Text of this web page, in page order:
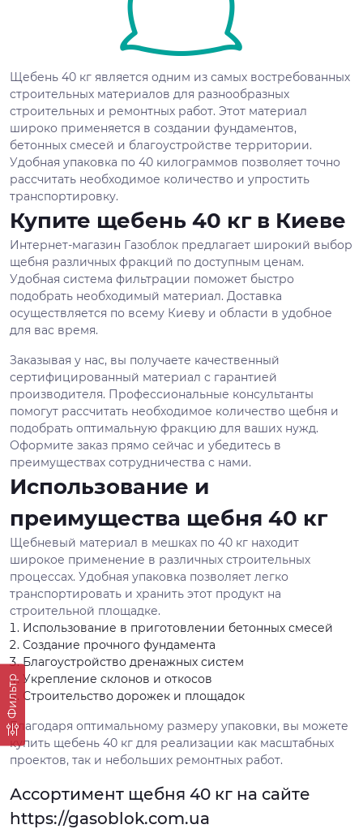
Фильтр
Щебень 40 кг является одним из самых востребованных
строительных материалов для разнообразных
строительных и ремонтных работ. Этот материал
широко применяется в создании фундаментов,
бетонных смесей и благоустройстве территории.
Удобная упаковка по 40 килограммов позволяет точно
рассчитать необходимое количество и упростить
транспортировку.
Купите щебень 40 кг в Киеве
Интернет-магазин Газоблок предлагает широкий выбор
щебня различных фракций по доступным ценам.
Удобная система фильтрации поможет быстро
подобрать необходимый материал. Доставка
осуществляется по всему Киеву и области в удобное
для вас время.
Заказывая у нас, вы получаете качественный
сертифицированный материал с гарантией
производителя. Профессиональные консультанты
помогут рассчитать необходимое количество щебня и
подобрать оптимальную фракцию для ваших нужд.
Оформите заказ прямо сейчас и убедитесь в
преимуществах сотрудничества с нами.
Использование и
преимущества щебня 40 кг
Щебневый материал в мешках по 40 кг находит
широкое применение в различных строительных
процессах. Удобная упаковка позволяет легко
транспортировать и хранить этот продукт на
строительной площадке.
Использование в приготовлении бетонных смесей
Создание прочного фундамента
Благоустройство дренажных систем
Укрепление склонов и откосов
Строительство дорожек и площадок
Благодаря оптимальному размеру упаковки, вы можете
купить щебень 40 кг для реализации как масштабных
проектов, так и небольших ремонтных работ.
Ассортимент щебня 40 кг на сайте
https://gasoblok.com.ua